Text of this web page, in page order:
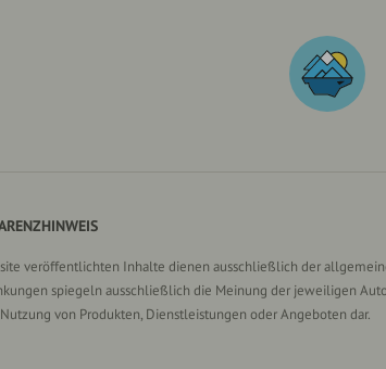
veröffentlichten Inhalte dienen ausschließlich der
spiegeln ausschließlich die Meinung der jeweiligen
von Produkten, Dienstleistungen oder Angeboten dar.